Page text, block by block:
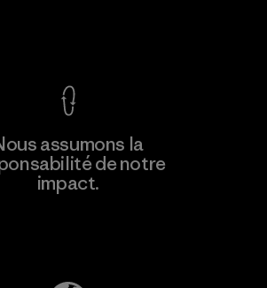
assumons la
de notre
impact.